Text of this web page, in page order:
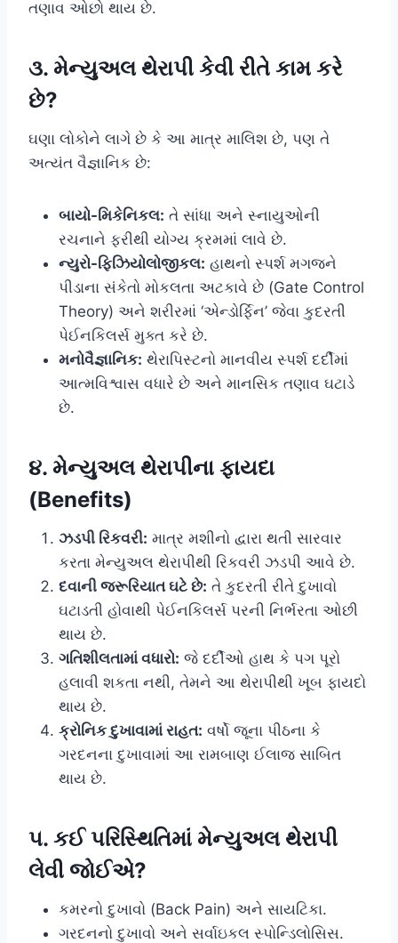
તણાવ ઓછો થાય છે.
૩. મેન્યુઅલ થેરાપી કેવી રીતે કામ કરે
છે?
ઘણા લોકોને લાગે છે કે આ માત્ર માલિશ છે, પણ તે
અત્યંત વૈજ્ઞાનિક છે:
બાયો-મિકેનિકલ: તે સાંધા અને સ્નાયુઓની
રચનાને ફરીથી યોગ્ય ક્રમમાં લાવે છે.
ન્યુરો-ફિઝિયોલોજીકલ: હાથનો સ્પર્શ મગજને
પીડાના સંકેતો મોકલતા અટકાવે છે (Gate Control
Theory) અને શરીરમાં ‘એન્ડોર્ફિન’ જેવા કુદરતી
પેઈનકિલર્સ મુક્ત કરે છે.
મનોવૈજ્ઞાનિક: થેરાપિસ્ટનો માનવીય સ્પર્શ દર્દીમાં
આત્મવિશ્વાસ વધારે છે અને માનસિક તણાવ ઘટાડે
છે.
૪. મેન્યુઅલ થેરાપીના ફાયદા
(Benefits)
ઝડપી રિકવરી: માત્ર મશીનો દ્વારા થતી સારવાર
કરતા મેન્યુઅલ થેરાપીથી રિકવરી ઝડપી આવે છે.
દવાની જરૂરિયાત ઘટે છે: તે કુદરતી રીતે દુખાવો
ઘટાડતી હોવાથી પેઈનકિલર્સ પરની નિર્ભરતા ઓછી
થાય છે.
ગતિશીલતામાં વધારો: જે દર્દીઓ હાથ કે પગ પૂરો
હલાવી શકતા નથી, તેમને આ થેરાપીથી ખૂબ ફાયદો
થાય છે.
ક્રોનિક દુખાવામાં રાહત: વર્ષો જૂના પીઠના કે
ગરદનના દુખાવામાં આ રામબાણ ઈલાજ સાબિત
થાય છે.
૫. કઈ પરિસ્થિતિમાં મેન્યુઅલ થેરાપી
લેવી જોઈએ?
કમરનો દુખાવો (Back Pain) અને સાયટિકા.
ગરદનનો દુખાવો અને સર્વાઇકલ સ્પોન્ડિલોસિસ.